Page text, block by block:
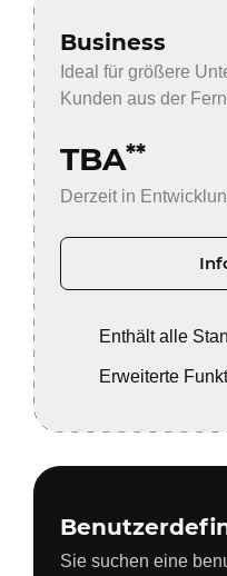
Business
Ideal für größere
Kunden aus der
TBA**
Derzeit in
Enthält alle
Erweiterte
Sie suchen eine